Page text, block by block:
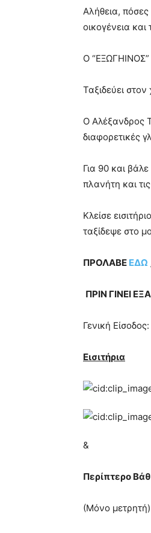
Αλήθεια, πόσες
οικογένεια
Ο
Ταξιδεύει
Ο Αλέξανδρος
διαφορετικές
Για 90 και
πλανήτη και
Κλείσε
ταξίδεψε στο
ΠΡΟΛΑΒΕ ΕΔΩ
ΠΡΙΝ ΓΙΝΕΙ
Γενική
Εισιτήρια
&
Περίπτερο
(Μόνο μετρητή)